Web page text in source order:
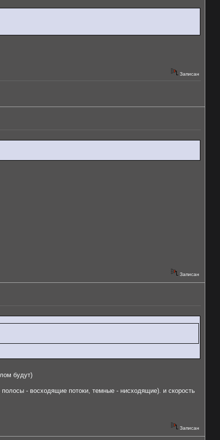
Записан
Записан
будут)
- восходящие потоки, темные - нисходящие). и скорость
Записан